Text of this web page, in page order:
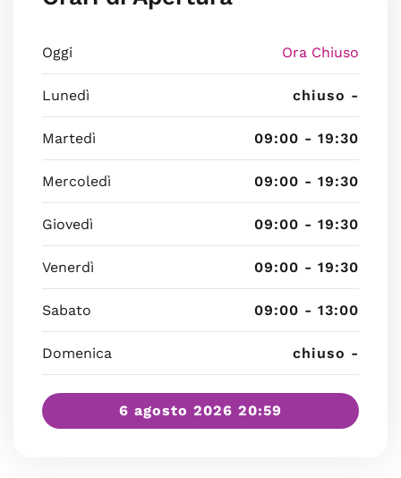
Oggi Ora Chiuso
Lunedì chiuso -
Martedì 09:00 - 19:30
Mercoledì 09:00 - 19:30
Giovedì 09:00 - 19:30
Venerdì 09:00 - 19:30
Sabato 09:00 - 13:00
Domenica chiuso -
6 agosto 2026 20:59